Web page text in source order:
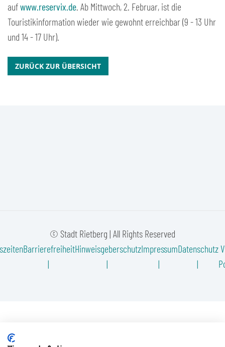
aufwww.reservix.de. Ab Mittwoch, 2. Februar, ist die
Touristikinformation wieder wie gewohnt erreichbar (9 - 13 Uhr
und 14 - 17 Uhr).
ZURÜCK ZUR ÜBERSICHT
© Stadt Rietberg | All Rights Reserved
BarrierefreiheitHinweisgeberschutzImpressumDatenschutz